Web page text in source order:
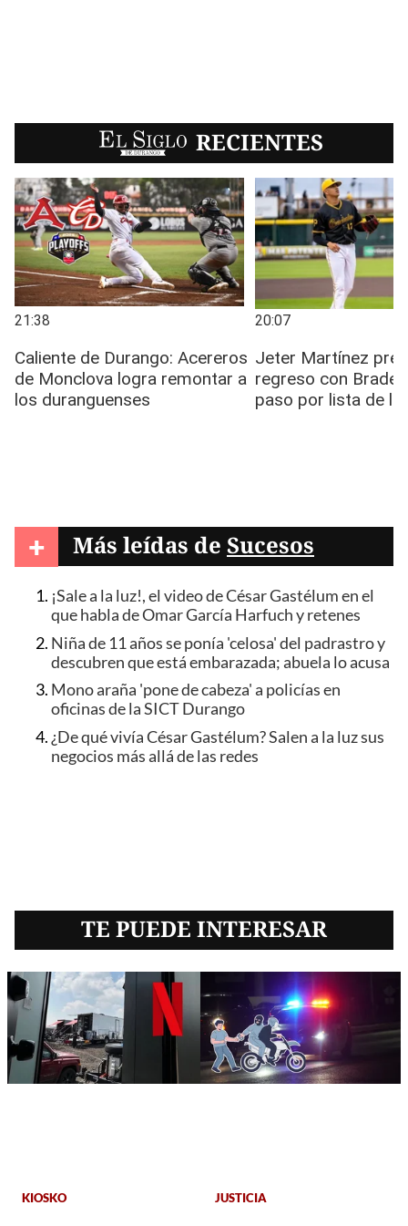
EL SIGLO RECIENTES
+ Más leídas de Sucesos
¡Sale a la luz!, el video de César Gastélum en el
que habla de Omar García Harfuch y retenes
Niña de 11 años se ponía 'celosa' del padrastro y
descubren que está embarazada; abuela lo acusa
Mono araña 'pone de cabeza' a policías en
oficinas de la SICT Durango
¿De qué vivía César Gastélum? Salen a la luz sus
negocios más allá de las redes
TE PUEDE INTERESAR
KIOSKO JUSTICIA